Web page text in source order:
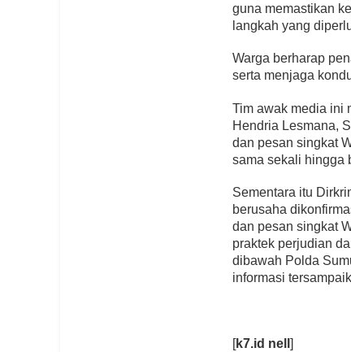
guna memastikan
langkah yang
Warga berharap
serta menjaga
Tim awak media ini
Hendria Lesmana,
dan pesan singkat
sama sekali hingga
Sementara itu
berusaha
dan pesan singkat
praktek perjudian
dibawah Polda
informasi
[k7.id nell ]